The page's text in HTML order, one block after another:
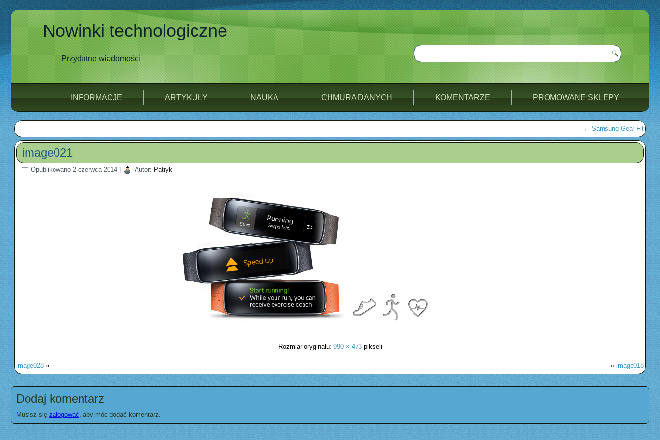
Nowinki technologiczne
Przydatne wiadomości
INFORMACJE ARTYKUŁY NAUKA CHMURA DANYCH KOMENTARZE PROMOWANE SKLEPY
← Samsung Gear Fit
image021
Opublikowano 2 czerwca 2014 Autor: Patryk
Rozmiar oryginału: 990 × 473pikseli
image028 » « image018
Dodaj komentarz
Musisz się zalogować, aby móc dodać komentarz.